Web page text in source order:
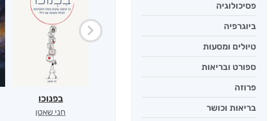
פסיכולוגיה
ביוגרפיה
טיולים ומסעות
ספורט ובריאות
פרוזה
בריאות וכושר
בפנוכו
חני שאטן